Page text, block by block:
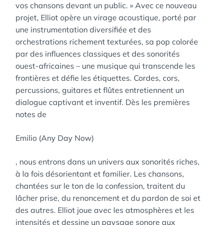
vos chansons devant un public. » Avec ce nouveau
projet, Elliot opère un virage acoustique, porté par
une instrumentation diversifiée et des
orchestrations richement texturées, sa pop colorée
par des influences classiques et des sonorités
ouest-africaines – une musique qui transcende les
frontières et défie les étiquettes. Cordes, cors,
percussions, guitares et flûtes entretiennent un
dialogue captivant et inventif. Dès les premières
notes de
Emilio (Any Day Now)
, nous entrons dans un univers aux sonorités riches,
à la fois désorientant et familier. Les chansons,
chantées sur le ton de la confession, traitent du
lâcher prise, du renoncement et du pardon de soi et
des autres. Elliot joue avec les atmosphères et les
intensités et dessine un paysage sonore aux